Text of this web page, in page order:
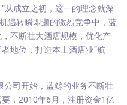
从成立之初，这一的理念就深
遇转瞬即逝的激烈竞争中，蓝
不断壮大酒店规模，优化产
地位，打造本土酒店业“航
公司开始，蓝鲸的业务不断壮
，2010年6月，注册资金1亿